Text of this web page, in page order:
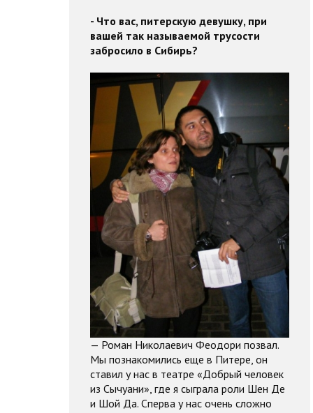
- Что вас, питерскую девушку, при
вашей так называемой трусости
забросило в Сибирь?
— Роман Николаевич Феодори позвал.
Мы познакомились еще в Питере, он
ставил у нас в театре «Добрый человек
из Сычуани», где я сыграла роли Шен Де
и Шой Да. Сперва у нас очень сложно